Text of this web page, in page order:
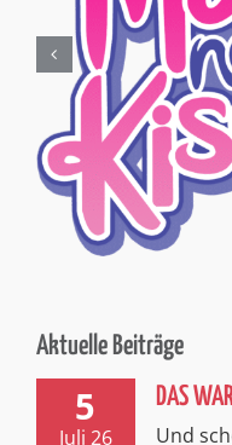
5
Juli 26
DAS
Und
vorbei…
Wochenende so
an alle Cosplayer, [...]
1
Abenteuer entführt